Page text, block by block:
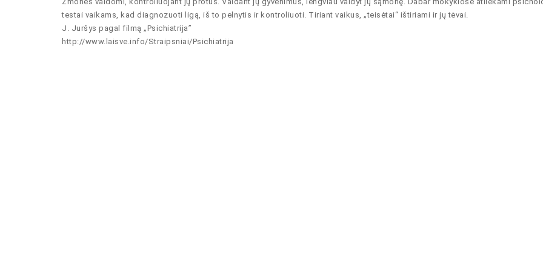
testai vaikams, kad diagnozuoti ligą, iš to pelnytis ir kontroliuoti. Tiriant vaikus, „teisėtai“ ištiriami ir jų tėvai.
J. Juršys pagal filmą „Psichiatrija”
http://www.laisve.info/Straipsniai/Psichiatrija